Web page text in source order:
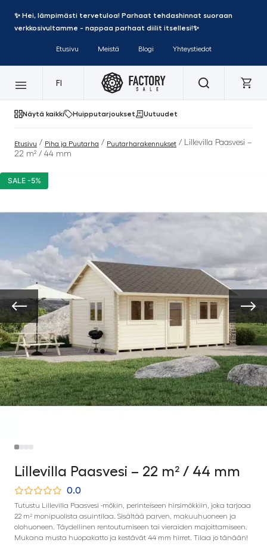
✨ Hei, lämpimästi tervetuloa! Parhaat tehdashinnat suoraan
verkkosivultamme - nappaa parhaat diilit itsellesi!✨
Etusivu Meistä Blogi Yhteystiedot
FI
Näytä kaikki Huipputarjoukset Uutuudet
Etusivu / Piha ja Puutarha / Puutarharakennukset / Lillevilla Paasvesi –
22 m² / 44 mm
SALE -5%
Lillevilla Paasvesi – 22 m² / 44 mm
0.0
Tutustu Lillevilla Paasvesi -mökin, perinteiseen hirsimökkiin, joka tarjoaa
22 m² monipuolista asuintilaa. Sisältää parven, makuuhuoneen ja
olohuoneen. Täydellinen rentoutumiseen tai vieraiden majoittamiseen.
Mukana musta huopakatto ja kestävät 44 mm hirret. Tilaa jo tänään!